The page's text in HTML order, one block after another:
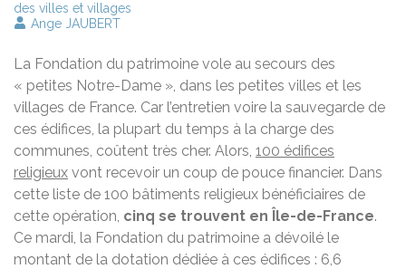
des villes et villages
Ange JAUBERT
La Fondation du patrimoine vole au secours des
« petites Notre-Dame », dans les petites villes et les
villages de France. Car l’entretien voire la sauvegarde de
ces édifices, la plupart du temps à la charge des
communes, coûtent très cher. Alors, 100 édifices
religieux vont recevoir un coup de pouce financier. Dans
cette liste de 100 bâtiments religieux bénéficiaires de
cette opération, cinq se trouvent en Île-de-France.
Ce mardi, la Fondation du patrimoine a dévoilé le
montant de la dotation dédiée à ces édifices : 6,6